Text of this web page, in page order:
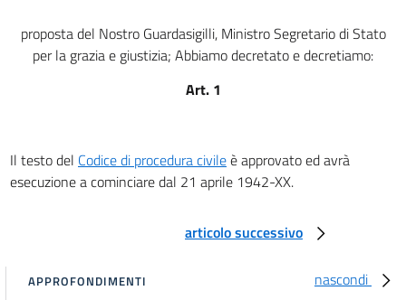
art. 16
art. 17
Della competenza per territorio
art. 20
art. 24
proposta del Nostro Guardasigilli, Ministro Segretario di Stato
per la grazia e giustizia; Abbiamo decretato e decretiamo:
Art. 1
Il testo del Codice di procedura civileè approvato ed avrà
esecuzione a cominciare dal 21 aprile 1942-XX.
articolo successivo
nascondi
APPROFONDIMENTI